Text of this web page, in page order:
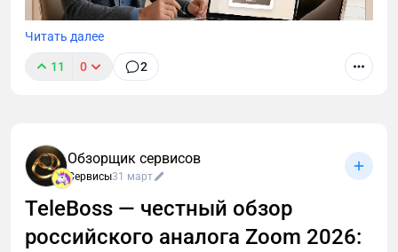
Банки обязаны отслеживать подозрительную
без предупреждения. Параллельно налоговая ждёт
чеки на каждый платёж — и штрафует, если их нет:
20% от суммы за первое нарушение, 100% за
повторное. GetPlatinum закрывает оба сценария
автоматически.
Читать далее
11 0 2
Обзорщик сервисов
Сервисы31 март
TeleBoss — честный обзор
российского аналога Zoom 2026: